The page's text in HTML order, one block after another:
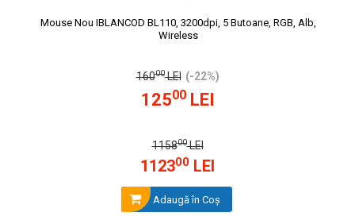
Mouse Nou IBLANCOD BL110, 3200dpi, 5 Butoane, RGB, Alb,
Wireless
16000LEI (-22%)
12500LEI
115800LEI
112300 LEI
Adaugă în Coş